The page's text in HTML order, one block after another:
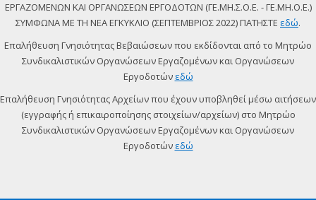
ΕΡΓΑΖΟΜΕΝΩΝ ΚΑΙ ΟΡΓΑΝΩΣΕΩΝ ΕΡΓΟΔΟΤΩΝ (ΓΕ.ΜΗ.Σ.Ο.Ε. - ΓΕ.ΜΗ.Ο.Ε.)
ΣΥΜΦΩΝΑ ΜΕ ΤΗ ΝΕΑ ΕΓΚΥΚΛΙΟ (ΣΕΠΤΕΜΒΡΙΟΣ 2022) ΠΑΤΗΣΤΕ εδώ.
Επαλήθευση Γνησιότητας Βεβαιώσεων που εκδίδονται από το Μητρώο
Συνδικαλιστικών Οργανώσεων Εργαζομένων και Οργανώσεων
Εργοδοτών εδώ
Επαλήθευση Γνησιότητας Αρχείων που έχουν υποβληθεί μέσω αιτήσεων
(εγγραφής ή επικαιροποίησης στοιχείων/αρχείων) στο Μητρώο
Συνδικαλιστικών Οργανώσεων Εργαζομένων και Οργανώσεων
Εργοδοτών εδώ